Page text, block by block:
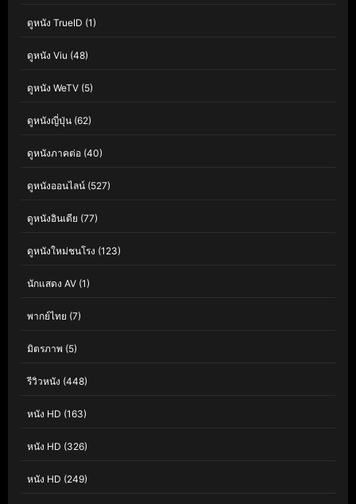
ดูหนัง TrueID (1)
ดูหนัง Viu (48)
ดูหนัง WeTV (5)
ดูหนังญี่ปุ่น (62)
ดูหนังภาคต่อ (40)
ดูหนังออนไลน์ (527)
ดูหนังอินเดีย (77)
ดูหนังใหม่ชนโรง (123)
นักแสดง AV (1)
พากย์ไทย (7)
มิตรภาพ (5)
รีวิวหนัง (448)
หนัง HD (163)
หนัง HD (326)
หนัง HD (249)